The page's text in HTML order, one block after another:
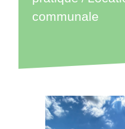
communale